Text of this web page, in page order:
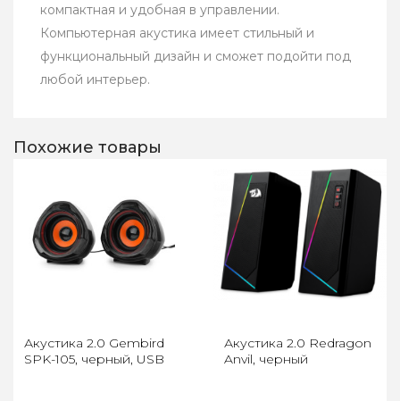
компактная и удобная в управлении.
Компьютерная акустика имеет стильный и
функциональный дизайн и сможет подойти под
любой интерьер.
Похожие товары
Акустика 2.0 Gembird
SPK-105, черный, USB
Акустика 2.0 Redragon
Anvil, черный